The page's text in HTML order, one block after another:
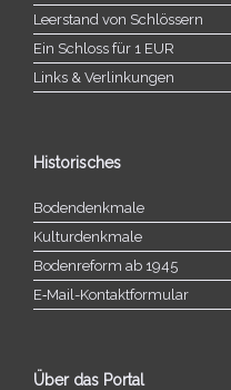
Leerstand von Schlössern
Ein Schloss für 1 EUR
Links & Verlinkungen
Historisches
Bodendenkmale
Kulturdenkmale
Bodenreform ab 1945
E‑Mail-​​Kontaktformular
Über das Portal